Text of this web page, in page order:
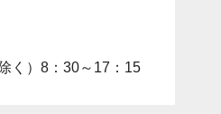
く）8：30～17：15